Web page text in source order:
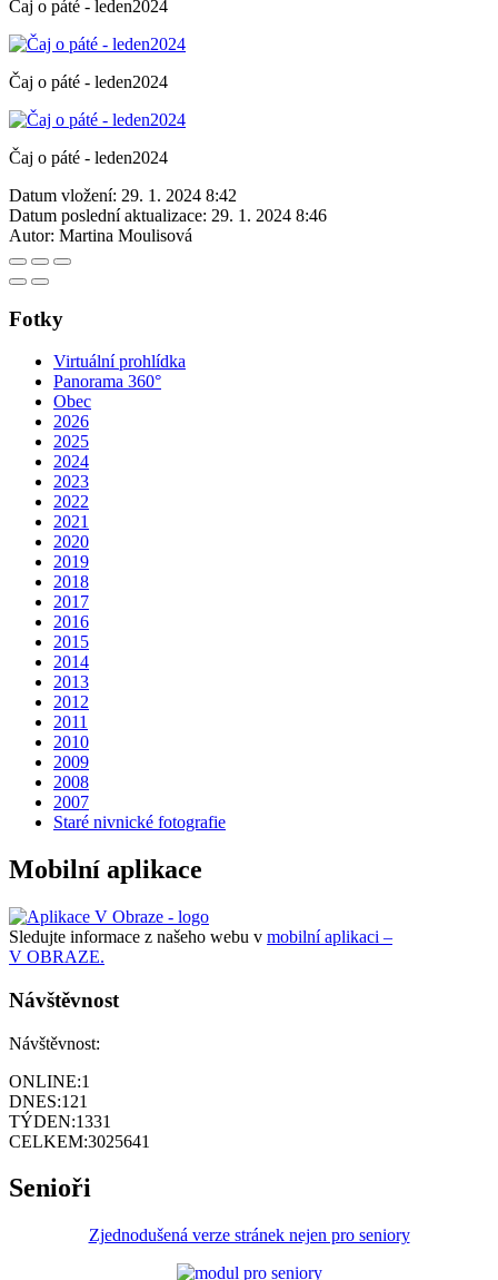
Čaj o páté - leden2024
Čaj o páté - leden2024
Čaj o páté - leden2024
Datum vložení: 29. 1. 2024 8:42
Datum poslední aktualizace: 29. 1. 2024 8:46
Autor: Martina Moulisová
Fotky
Virtuální prohlídka
Panorama 360°
Obec
2026
2025
2024
2023
2022
2021
2020
2019
2018
2017
2016
2015
2014
2013
2012
2011
2010
2009
2008
2007
Staré nivnické fotografie
Mobilní aplikace
Sledujte informace z našeho webu v mobilní aplikaci –
V OBRAZE.
Návštěvnost
Návštěvnost:
ONLINE:1
DNES:121
TÝDEN:1331
CELKEM:3025641
Senioři
Zjednodušená verze stránek nejen pro seniory